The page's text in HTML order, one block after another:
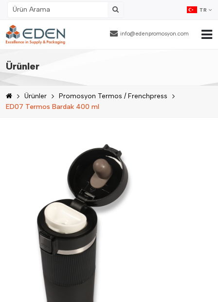
info@edenpromosyon.com
TR
Ana Sayfa
Hakkımızda
Ürünler
Ürünler
Ürünler
Promosyon Termos / Frenchpress
ED07 Termos Bardak 400 ml